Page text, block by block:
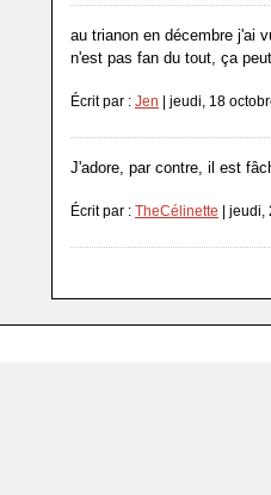
au trianon en décembre j'ai
n'est pas fan du tout, ça
Écrit par : Jen | jeudi, 18
J'adore, par contre, il est
Écrit par : TheCélinette |